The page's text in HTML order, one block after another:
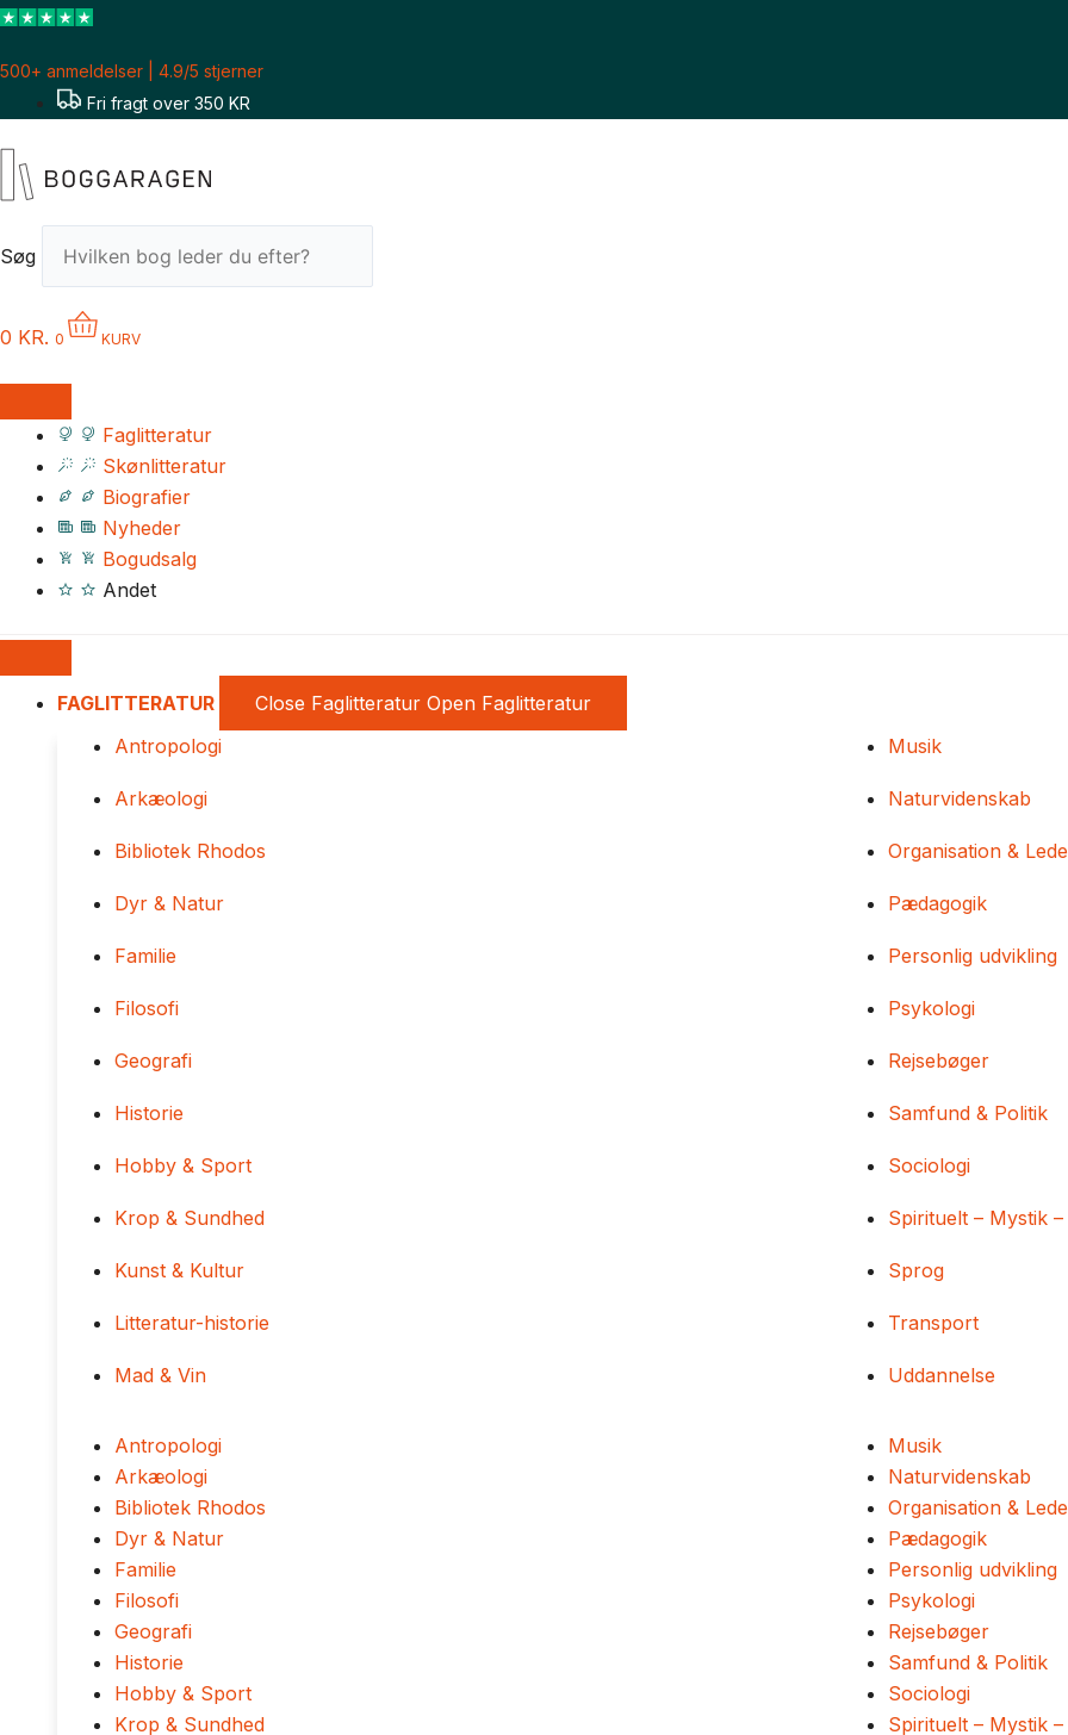
Gå
indholdet
500+ anmeldelser | 4.9/5 stjerner
Fri fragt over 350 KR
Søg
0 KR. 0 KURV
Faglitteratur
Skønlitteratur
Biografier
Nyheder
Bogudsalg
Andet
FAGLITTERATUR Close Faglitteratur Open Faglitteratur
Antropologi
Arkæologi
Bibliotek Rhodos
Dyr & Natur
Familie
Filosofi
Geografi
Historie
Hobby & Sport
Krop & Sundhed
Kunst & Kultur
Litteratur-historie
Mad & Vin
Musik
Naturvidenskab
Organisation &
Pædagogik
Personlig udvikling
Psykologi
Rejsebøger
Samfund & Politik
Sociologi
Spirituelt – Mystik
Sprog
Transport
Uddannelse
Antropologi
Arkæologi
Bibliotek Rhodos
Dyr & Natur
Familie
Filosofi
Geografi
Historie
Hobby & Sport
Krop & Sundhed
Musik
Naturvidenskab
Organisation &
Pædagogik
Personlig udvikling
Psykologi
Rejsebøger
Samfund & Politik
Sociologi
Spirituelt – Mystik